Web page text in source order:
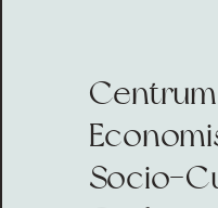
Socio-